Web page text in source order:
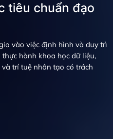
tiêu chuẩn đạo
vào việc định hình và duy trì
hành khoa học dữ liệu,
trí tuệ nhân tạo có trách